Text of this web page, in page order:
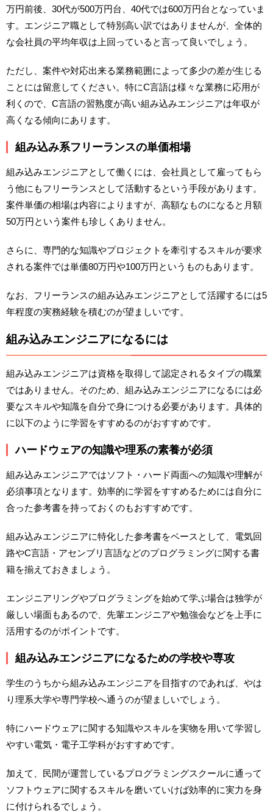
万円前後、30代が500万円台、40代では600万円台となっていま
す。エンジニア職として特別高い訳ではありませんが、全体的
な会社員の平均年収は上回っていると言って良いでしょう。
ただし、案件や対応出来る業務範囲によって多少の差が生じる
ことには留意してください。特にC言語は様々な業務に応用が
利くので、C言語の習熟度が高い組み込みエンジニアは年収が
高くなる傾向にあります。
組み込み系フリーランスの単価相場
組み込みエンジニアとして働くには、会社員として雇ってもら
う他にもフリーランスとして活動するという手段があります。
案件単価の相場は内容によりますが、高額なものになると月額
50万円という案件も珍しくありません。
さらに、専門的な知識やプロジェクトを牽引するスキルが要求
される案件では単価80万円や100万円というものもあります。
なお、フリーランスの組み込みエンジニアとして活躍するには5
年程度の実務経験を積むのが望ましいです。
組み込みエンジニアになるには
組み込みエンジニアは資格を取得して認定されるタイプの職業
ではありません。そのため、組み込みエンジニアになるには必
要なスキルや知識を自分で身につける必要があります。具体的
に以下のように学習をすすめるのがおすすめです。
ハードウェアの知識や理系の素養が必須
組み込みエンジニアではソフト・ハード両面への知識や理解が
必須事項となります。効率的に学習をすすめるためには自分に
合った参考書を持っておくのもおすすめです。
組み込みエンジニアに特化した参考書をベースとして、電気回
路やC言語・アセンブリ言語などのプログラミングに関する書
籍を揃えておきましょう。
エンジニアリングやプログラミングを始めて学ぶ場合は独学が
厳しい場面もあるので、先輩エンジニアや勉強会などを上手に
活用するのがポイントです。
組み込みエンジニアになるための学校や専攻
学生のうちから組み込みエンジニアを目指すのであれば、やは
り理系大学や専門学校へ通うのが望ましいでしょう。
特にハードウェアに関する知識やスキルを実物を用いて学習し
やすい電気・電子工学科がおすすめです。
加えて、民間が運営しているプログラミングスクールに通って
ソフトウェアに関するスキルを磨いていけば効率的に実力を身
に付けられるでしょう。